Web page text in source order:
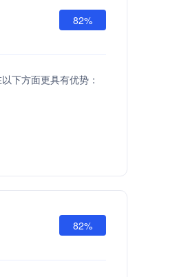
82%
下方面更具有优势：
82%